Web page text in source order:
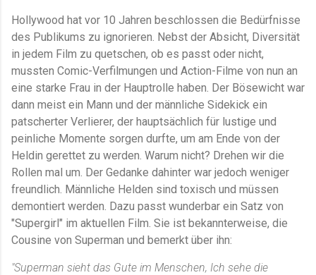
Hollywood hat vor 10 Jahren beschlossen die Bedürfnisse
des Publikums zu ignorieren. Nebst der Absicht, Diversität
in jedem Film zu quetschen, ob es passt oder nicht,
mussten Comic-Verfilmungen und Action-Filme von nun an
eine starke Frau in der Hauptrolle haben. Der Bösewicht war
dann meist ein Mann und der männliche Sidekick ein
patscherter Verlierer, der hauptsächlich für lustige und
peinliche Momente sorgen durfte, um am Ende von der
Heldin gerettet zu werden. Warum nicht? Drehen wir die
Rollen mal um. Der Gedanke dahinter war jedoch weniger
freundlich. Männliche Helden sind toxisch und müssen
demontiert werden. Dazu passt wunderbar ein Satz von
"Supergirl" im aktuellen Film. Sie ist bekannterweise, die
Cousine von Superman und bemerkt über ihn:
"Superman sieht das Gute im Menschen, Ich sehe die